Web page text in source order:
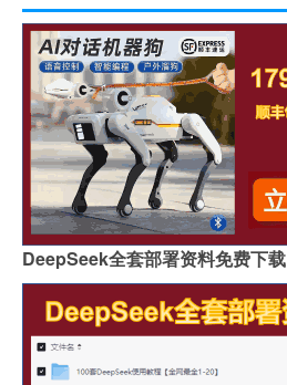
DeepSeek全套部署资料免费下载